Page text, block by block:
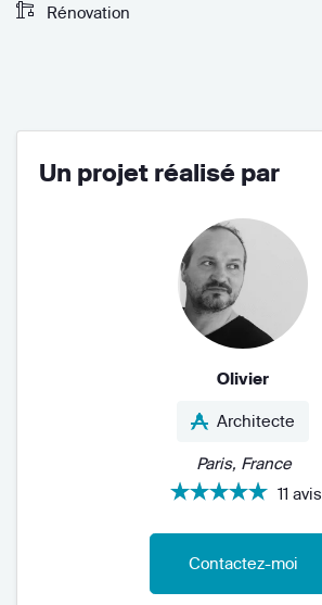
Rénovation
Un projet réalisé par
Olivier
Architecte
Paris, France
11 avis
Contactez-moi